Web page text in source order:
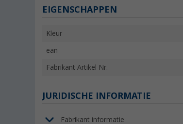
EIGENSCHAPPEN
Kleur
ean
Fabrikant Artikel Nr.
JURIDISCHE INFORMATIE
Fabrikant informatie